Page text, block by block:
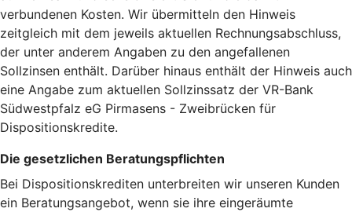
verbundenen Kosten. Wir übermitteln den Hinweis
zeitgleich mit dem jeweils aktuellen Rechnungsabschluss,
der unter anderem Angaben zu den angefallenen
Sollzinsen enthält. Darüber hinaus enthält der Hinweis auch
eine Angabe zum aktuellen Sollzinssatz der VR-Bank
Südwestpfalz eG Pirmasens - Zweibrücken für
Dispositionskredite.
Die gesetzlichen Beratungspflichten
Bei Dispositionskrediten unterbreiten wir unseren Kunden
ein Beratungsangebot, wenn sie ihre eingeräumte